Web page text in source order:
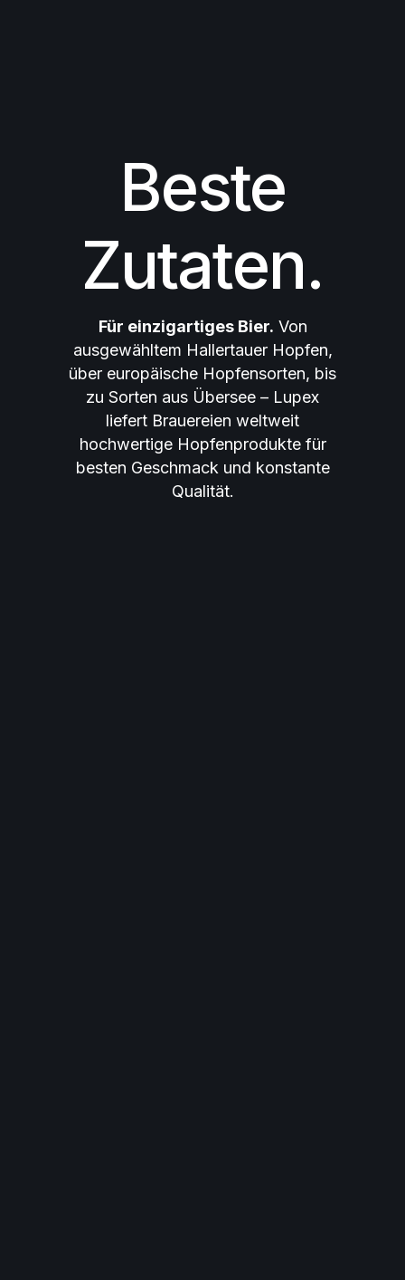
Beste
Zutaten.
Für einzigartiges Bier. Von
ausgewähltem Hallertauer Hopfen,
über europäische Hopfensorten, bis
zu Sorten aus Übersee – Lupex
liefert Brauereien weltweit
hochwertige Hopfenprodukte für
besten Geschmack und konstante
Qualität.